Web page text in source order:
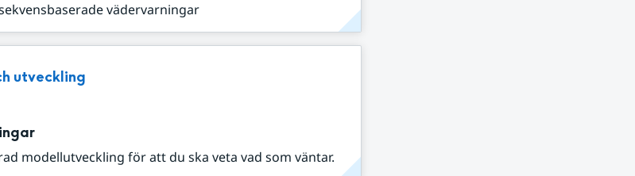
vädervarningar
utveckling
modellutveckling för att du ska veta vad som väntar.